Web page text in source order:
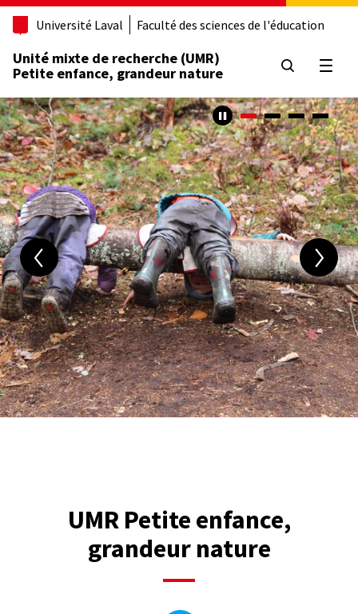
Aller
principal
Université Laval Faculté des sciences de l'éducation
Unité mixte de recherche (UMR)
Petite enfance, grandeur nature
UMR Petite enfance,
grandeur nature